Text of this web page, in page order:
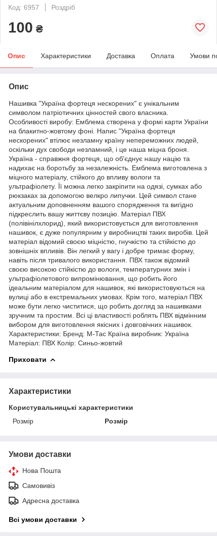
Код: 6957
Роздріб
100 ₴
Опис Характеристики Доставка Оплата Умови
Опис
Нашивка "Україна фортеця нескорених" є унікальним
символом патріотичних цінностей свого власника.
Особливості виробу: Емблема створена у формі карти України
на блакитно-жовтому фоні. Напис "Україна фортеця
нескорених" втілює незламну країну непереможних людей,
оскільки дух свободи незламний, і це наша міцна броня.
Україна - справжня фортеця, що об'єднує нашу націю та
надихає на боротьбу за незалежність. Емблема виготовлена з
міцного матеріалу, стійкого до впливу вологи та
ультрафіолету. Її можна легко закріпити на одязі, сумках або
рюкзаках за допомогою велкро липучки. Цей символ стане
актуальним доповненням вашого спорядження та вигідно
підкреслить вашу життєву позицію. Матеріал ПВХ
(полівінілхлорид), який використовується для виготовлення
нашивок, є дуже популярним у виробництві таких виробів. Цей
матеріал відомий своєю міцністю, гнучкістю та стійкістю до
зовнішніх впливів. Він легкий у вагу і добре тримає форму,
навіть після тривалого використання. ПВХ також відомий
своєю високою стійкістю до вологи, температурних змін і
ультрафіолетового випромінювання, що робить його
ідеальним матеріалом для нашивок, які використовуються на
вулиці або в екстремальних умовах. Крім того, матеріал ПВХ
може бути легко чиститися, що робить догляд за нашивками
зручним та простим. Всі ці властивості роблять ПВХ відмінним
вибором для виготовлення якісних і довговічних нашивок.
Характеристики: Бренд: М-Тас Країна виробник: Україна
Матеріал: ПВХ Колір: Синьо-жовтий
Приховати
Характеристики
Користувальницькі характеристики
Розмір
Розмір
Умови доставки
Нова Пошта
Самовивіз
Адресна доставка
Всі умови доставки